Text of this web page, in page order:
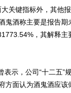
键指标外，其他
鬼酒称主要是报告
，其解释
示，公司“十二五”
面认为酒鬼酒应该